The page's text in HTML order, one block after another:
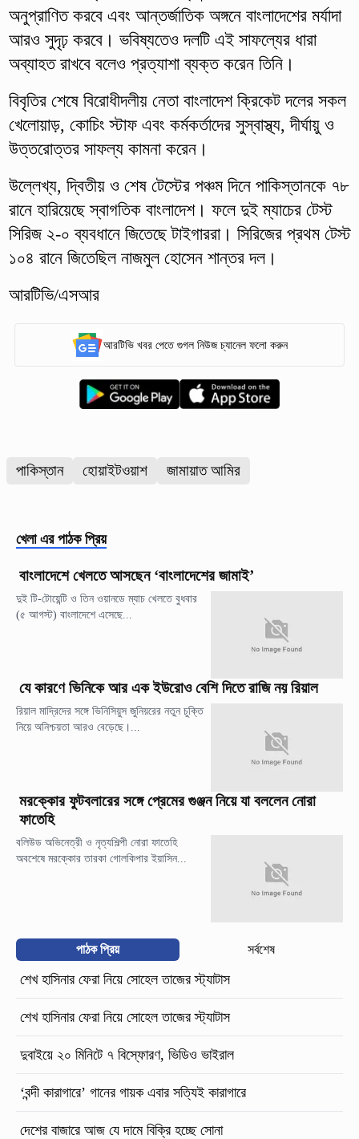
অনুপ্রাণিত করবে এবং আন্তর্জাতিক অঙ্গনে বাংলাদেশের মর্যাদা
আরও সুদৃঢ় করবে। ভবিষ্যতেও দলটি এই সাফল্যের ধারা
অব্যাহত রাখবে বলেও প্রত্যাশা ব্যক্ত করেন তিনি।
বিবৃতির শেষে বিরোধীদলীয় নেতা বাংলাদেশ ক্রিকেট দলের সকল
খেলোয়াড়, কোচিং স্টাফ এবং কর্মকর্তাদের সুস্বাস্থ্য, দীর্ঘায়ু ও
উত্তরোত্তর সাফল্য কামনা করেন।
উল্লেখ্য, দ্বিতীয় ও শেষ টেস্টের পঞ্চম দিনে পাকিস্তানকে ৭৮
রানে হারিয়েছে স্বাগতিক বাংলাদেশ। ফলে দুই ম্যাচের টেস্ট
সিরিজ ২-০ ব্যবধানে জিতেছে টাইগাররা। সিরিজের প্রথম টেস্ট
১০৪ রানে জিতেছিল নাজমুল হোসেন শান্তর দল।
আরটিভি/এসআর
আরটিভি খবর পেতে গুগল নিউজ চ্যানেল ফলো করুন
পাকিস্তান হোয়াইটওয়াশ জামায়াত আমির
খেলা এর পাঠক প্রিয়
বাংলাদেশে খেলতে আসছেন ‘বাংলাদেশের জামাই’
দুই টি-টোয়েন্টি ও তিন ওয়ানডে ম্যাচ খেলতে বুধবার
(৫ আগস্ট) বাংলাদেশে এসেছে...
যে কারণে ভিনিকে আর এক ইউরোও বেশি দিতে রাজি নয় রিয়াল
রিয়াল মাদ্রিদের সঙ্গে ভিনিসিয়ুস জুনিয়রের নতুন চুক্তি
নিয়ে অনিশ্চয়তা আরও বেড়েছে।...
মরক্কোর ফুটবলারের সঙ্গে প্রেমের গুঞ্জন নিয়ে যা বললেন নোরা
ফাতেহি
বলিউড অভিনেত্রী ও নৃত্যশিল্পী নোরা ফাতেহি
অবশেষে মরক্কোর তারকা গোলকিপার ইয়াসিন...
পাঠক প্রিয় সর্বশেষ
শেখ হাসিনার ফেরা নিয়ে সোহেল তাজের স্ট্যাটাস
শেখ হাসিনার ফেরা নিয়ে সোহেল তাজের স্ট্যাটাস
দুবাইয়ে ২০ মিনিটে ৭ বিস্ফোরণ, ভিডিও ভাইরাল
‘বন্দী কারাগারে’ গানের গায়ক এবার সত্যিই কারাগারে
দেশের বাজারে আজ যে দামে বিক্রি হচ্ছে সোনা